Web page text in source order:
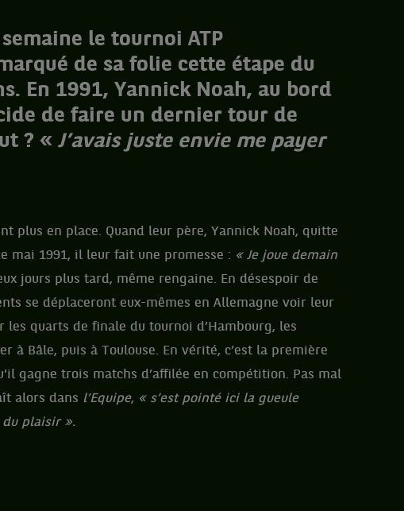
le tournoi ATP
de sa folie cette étape du
En 1991, Yannick Noah, au bord
de faire un dernier tour de
? « J’avais juste envie me payer
plus en place. Quand leur père, Yannick Noah, quitte
mai 1991, il leur fait une promesse : « Je joue demain
jours plus tard, même rengaine. En désespoir de
se déplaceront eux-mêmes en Allemagne voir leur
quarts de finale du tournoi d’Hambourg, les
à Bâle, puis à Toulouse. En vérité, c’est la première
gagne trois matchs d’affilée en compétition. Pas mal
alors dans l’Equipe, « s’est pointé ici la gueule
du plaisir ».